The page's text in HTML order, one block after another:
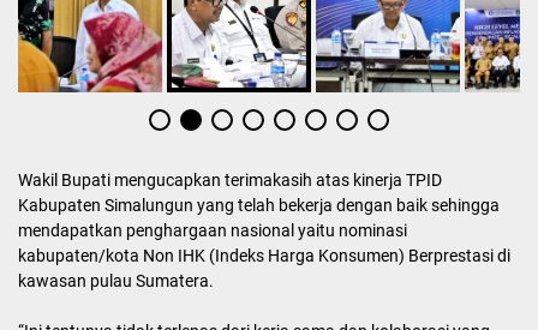
Wakil Bupati mengucapkan terimakasih atas kinerja TPID
Kabupaten Simalungun yang telah bekerja dengan baik sehingga
mendapatkan penghargaan nasional yaitu nominasi
kabupaten/kota Non IHK (Indeks Harga Konsumen) Berprestasi di
kawasan pulau Sumatera.